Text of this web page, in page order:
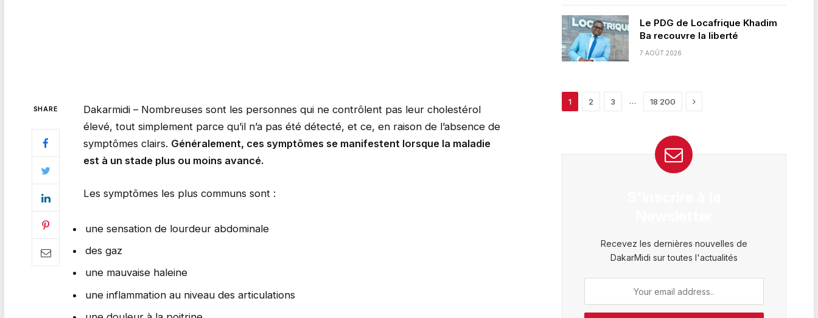
SHARE
Dakarmidi – Nombreuses sont les personnes qui ne contrôlent pas leur cholestérol
élevé, tout simplement parce qu’il n’a pas été détecté, et ce, en raison de l’absence de
symptômes clairs. Généralement, ces symptômes se manifestent lorsque la maladie
est à un stade plus ou moins avancé.
Les symptômes les plus communs sont :
une sensation de lourdeur abdominale
des gaz
une mauvaise haleine
une inflammation au niveau des articulations
Le PDG de Locafrique Khadim
Ba recouvre la liberté
7 AOÛT 2026
1 2 3 … 18 200 Next
Recevez les dernières nouvelles de
DakarMidi sur toutes l'actualités